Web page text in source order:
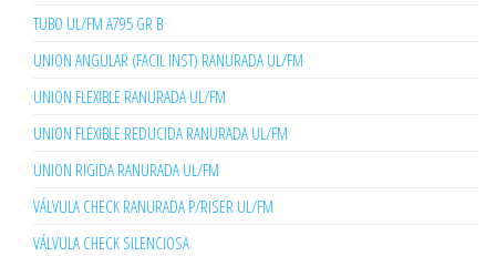
TUBO UL/FM A795 GR B
UNION ANGULAR (FACIL INST) RANURADA UL/FM
UNION FLEXIBLE RANURADA UL/FM
UNION FLEXIBLE REDUCIDA RANURADA UL/FM
UNION RIGIDA RANURADA UL/FM
VÁLVULA CHECK RANURADA P/RISER UL/FM
VÁLVULA CHECK SILENCIOSA